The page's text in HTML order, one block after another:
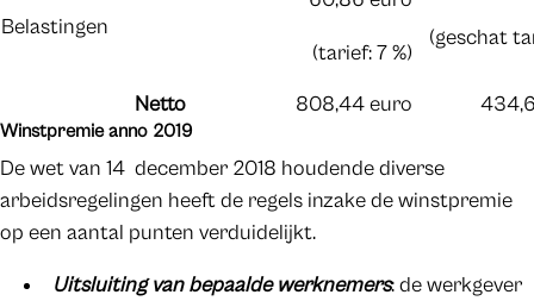
Belastingen
(tarief: 7 %)
(geschat
Netto 808,44 euro
Winstpremie anno 2019
De wet van 14 december 2018 houdende diverse
arbeidsregelingen heeft de regels inzake de winstpremie
op een aantal punten verduidelijkt.
Uitsluiting van bepaalde werknemers: de werkgever